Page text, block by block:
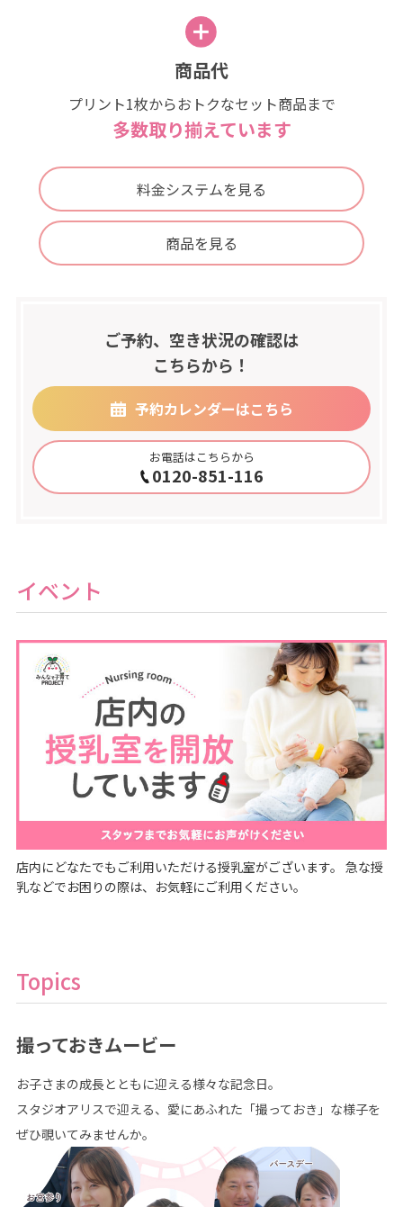
商品代
プリント1枚からおトクなセット商品まで
多数取り揃えています
料金システムを見る
商品を見る
ご予約、空き状況の確認は
こちらから！
予約カレンダーはこちら
お電話はこちらから
0120-851-116
イベント
店内にどなたでもご利用いただける授乳室がございます。 急な授
乳などでお困りの際は、お気軽にご利用ください。
Topics
撮っておきムービー
お子さまの成長とともに迎える様々な記念日。
スタジオアリスで迎える、愛にあふれた「撮っておき」な様子を
ぜひ覗いてみませんか。